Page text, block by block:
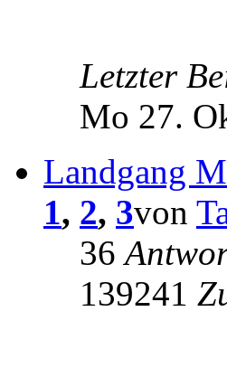
Letzter
Mo 27.
Landgang
1, 2, 3von
36
139241